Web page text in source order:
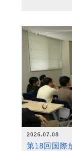
2026.07.08
第18回国際